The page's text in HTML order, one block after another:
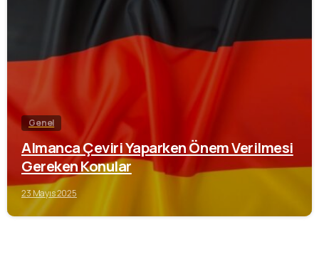
Genel
Almanca Çeviri Yaparken Önem Verilmesi
Gereken Konular
23 Mayıs 2025